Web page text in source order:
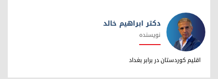
دکتر ابراهیم خالد
دکتر ابراهیم خالد
نویسنده
اقلیم کوردستان در برابر بغداد